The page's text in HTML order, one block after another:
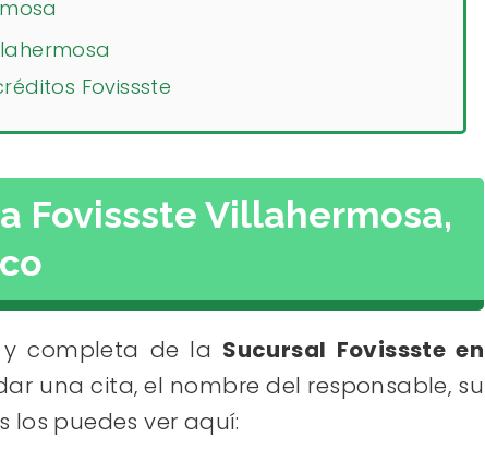
Fovissste
Fovissste Villahermosa,
completa de la Sucursal Fovissste en
una cita, el nombre del responsable, su
los puedes ver aquí: